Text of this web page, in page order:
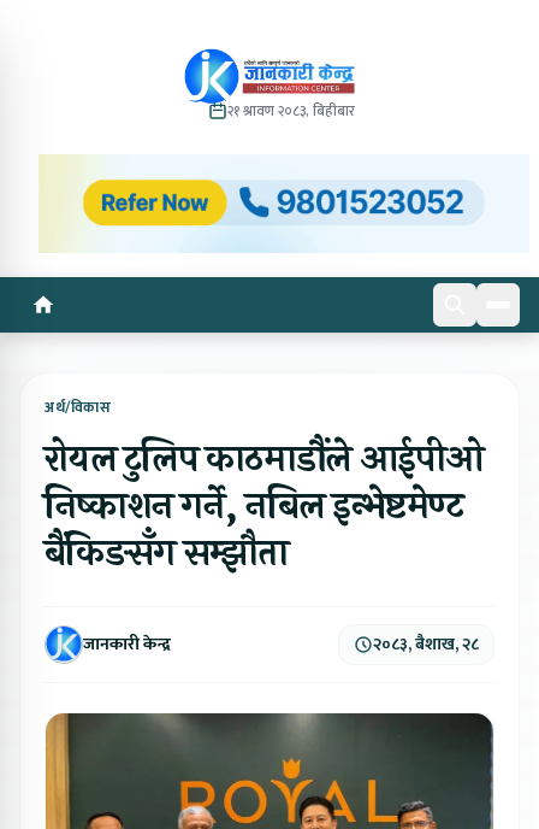
२१ श्रावण २०८३, बिहीबार
अर्थ/विकास
रोयल टुलिप काठमाडौंले आईपीओ
निष्काशन गर्ने, नबिल इन्भेष्टमेण्ट
बैंकिङसँग सम्झौता
जानकारी केन्द्र २०८३, बैशाख, २८